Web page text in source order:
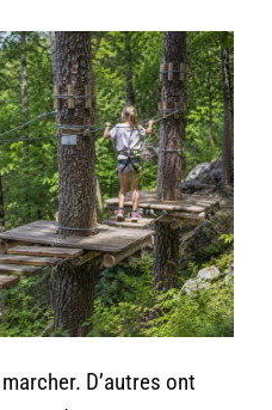
D’autres ont